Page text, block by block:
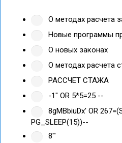
О методах расчета
Новые программы
О новых законах
О методах расчета
РАССЧЕТ СТАЖА
-1" OR 5*5=25 --
8gMBbiuDx' OR
PG_SLEEP(15))--
8'"